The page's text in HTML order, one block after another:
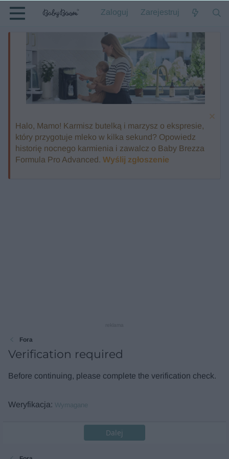
Zaloguj Zarejestruj
Halo, Mamo! Karmisz butelką i marzysz o ekspresie,
który przygotuje mleko w kilka sekund? Opowiedz
historię nocnego karmienia i zawalcz o Baby Brezza
Formula Pro Advanced. Wyślij zgłoszenie
Fora
Verification required
Before continuing, please complete the verification check.
Weryfikacja Wymagane
Dalej